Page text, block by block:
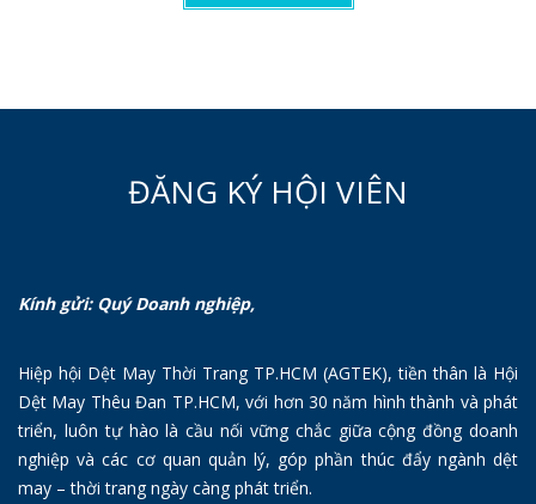
ĐĂNG KÝ HỘI VIÊN
Kính gửi: Quý Doanh nghiệp,
Hiệp hội Dệt May Thời Trang TP.HCM (AGTEK), tiền thân là Hội
Dệt May Thêu Đan TP.HCM, với hơn 30 năm hình thành và phát
triển, luôn tự hào là cầu nối vững chắc giữa cộng đồng doanh
nghiệp và các cơ quan quản lý, góp phần thúc đẩy ngành dệt
may – thời trang ngày càng phát triển.